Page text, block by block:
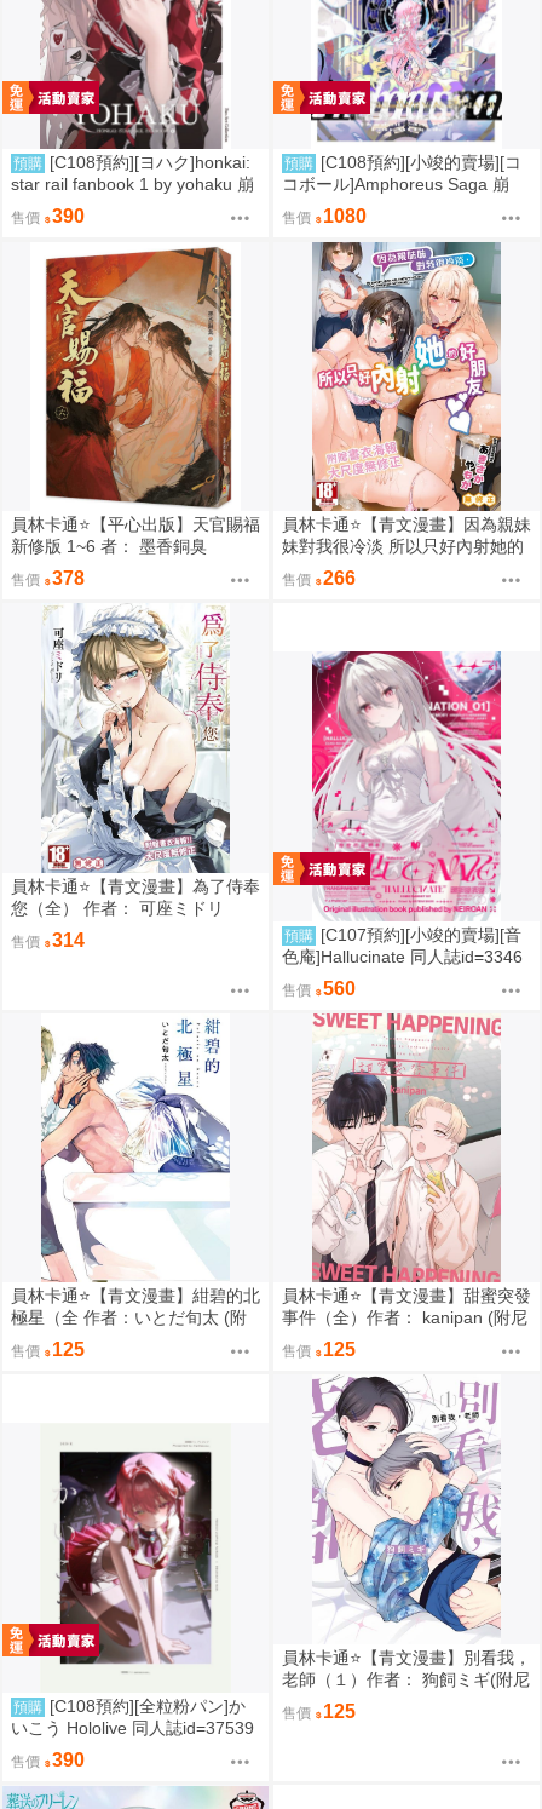
預購 [C108預約][ヨハク]honkai:
star rail fanbook 1 by yohaku 崩
壞：星穹鐵道 同人誌id=3767971
售價 390
預購 [C108預約][小竣的賣場][コ
コボール]Amphoreus Saga 崩
壞：星穹鐵道 同人誌id=3745928
售價 1080
員林卡通⭐️【平心出版】天官賜福
新修版 1~6 者： 墨香銅臭
售價 378
員林卡通⭐️【青文漫畫】因為親妹
妹對我很冷淡 所以只好內射她的
好朋友（全） 作者： あきさかや
もか
售價 266
員林卡通⭐️【青文漫畫】為了侍奉
您（全） 作者： 可座ミドリ
售價 314 預購 [C107預約][小竣的賣場][音
色庵]Hallucinate 同人誌id=3346
售價 560
員林卡通⭐️【青文漫畫】紺碧的北
極星（全 作者：いとだ旬太 (附
尼采書套)
售價 125
員林卡通⭐️【青文漫畫】甜蜜突發
事件（全）作者： kanipan (附尼
采書套)
售價 125
預購 [C108預約][全粒粉パン]か
いこう Hololive 同人誌id=37539
售價 390
員林卡通⭐️【青文漫畫】別看我，
老師（１）作者： 狗飼ミギ(附尼
采書套)
售價 125